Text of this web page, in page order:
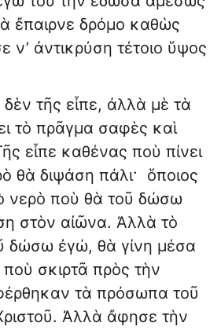
ἔπαιρνε δρόμο καθὼς
ν’ ἀντικρύση τέτοιο ὕψος
δὲν τῆς εἶπε, ἀλλὰ μὲ τὰ
τὸ πρᾶγμα σαφὲς καὶ
εἶπε καθένας ποὺ πίνει
θὰ διψάση πάλι· ὅποιος
νερὸ ποὺ θὰ τοῦ δώσω
στὸν αἰῶνα. Ἀλλὰ τὸ
δώσω ἐγώ, θὰ γίνη μέσα
σκιρτᾶ πρὸς τὴν
τὰ πρόσωπα τοῦ
Ἀλλὰ ἄφησε τὴν